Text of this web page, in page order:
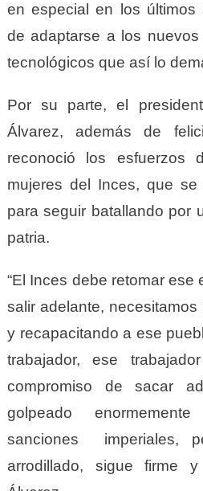
en especial en los últimos
de adaptarse a los
tecnológicos que así lo
Por su parte, el
Álvarez, además de
reconoció los esfuerzos
mujeres del Inces, que
para seguir batallando por
patria.
“El Inces debe retomar ese
salir adelante,
y recapacitando a ese
trabajador, ese
compromiso de sacar
golpeado
sanciones imperiales,
arrodillado, sigue firme y